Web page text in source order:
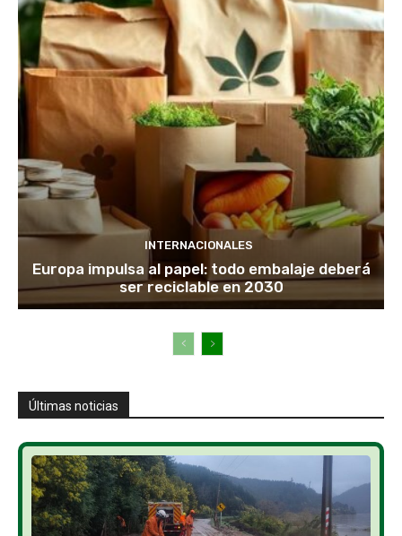
INTERNACIONALES
Europa impulsa al papel: todo embalaje deberá
ser reciclable en 2030
Últimas noticias